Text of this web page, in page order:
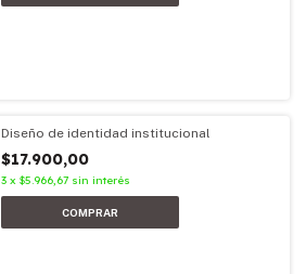
Diseño de identidad institucional
$17.900,00
3 x $5.966,67 sin interés